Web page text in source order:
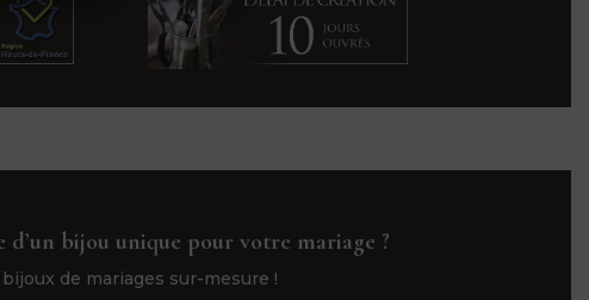
d’un bijou unique pour votre mariage ?
de mariages sur-mesure !